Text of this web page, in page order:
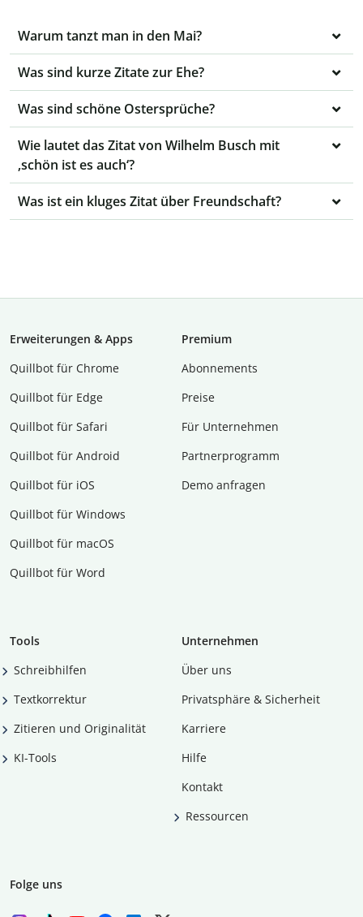
Warum tanzt man in den Mai?
Was sind kurze Zitate zur Ehe?
Was sind schöne Ostersprüche?
Wie lautet das Zitat von Wilhelm Busch mit
‚schön ist es auch‘?
Was ist ein kluges Zitat über Freundschaft?
Erweiterungen & Apps
Quillbot für Chrome
Quillbot für Edge
Quillbot für Safari
Quillbot für Android
Quillbot für iOS
Quillbot für Windows
Quillbot für macOS
Quillbot für Word
Premium
Abon­ne­ments
Preise
Für Unternehmen
Partnerprogramm
Demo anfragen
Tools
Schreibhilfen
Textkorrektur
Zitieren und Originalität
KI-Tools
Unternehmen
Über uns
Privatsphäre & Sicherheit
Karriere
Hilfe
Kontakt
Ressourcen
Folge uns